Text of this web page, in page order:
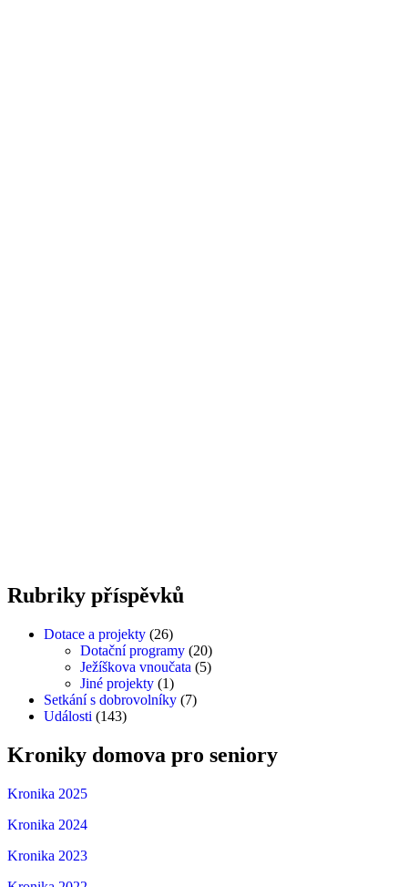
Rubriky příspěvků
Dotace a projekty (26)
Dotační programy (20)
Ježíškova vnoučata (5)
Jiné projekty (1)
Setkání s dobrovolníky (7)
Události (143)
Kroniky domova pro seniory
Kronika 2025
Kronika 2024
Kronika 2023